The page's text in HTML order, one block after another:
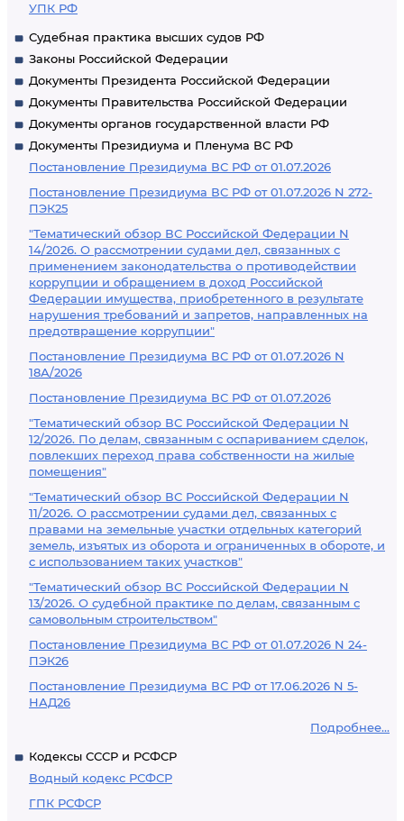
УПК РФ
Судебная практика высших судов РФ
Законы Российской Федерации
Документы Президента Российской Федерации
Документы Правительства Российской Федерации
Документы органов государственной власти РФ
Документы Президиума и Пленума ВС РФ
Постановление Президиума ВС РФ от 01.07.2026
Постановление Президиума ВС РФ от 01.07.2026 N 272-
ПЭК25
"Тематический обзор ВС Российской Федерации N
14/2026. О рассмотрении судами дел, связанных с
применением законодательства о противодействии
коррупции и обращением в доход Российской
Федерации имущества, приобретенного в результате
нарушения требований и запретов, направленных на
предотвращение коррупции"
Постановление Президиума ВС РФ от 01.07.2026 N
18А/2026
Постановление Президиума ВС РФ от 01.07.2026
"Тематический обзор ВС Российской Федерации N
12/2026. По делам, связанным с оспариванием сделок,
повлекших переход права собственности на жилые
помещения"
"Тематический обзор ВС Российской Федерации N
11/2026. О рассмотрении судами дел, связанных с
правами на земельные участки отдельных категорий
земель, изъятых из оборота и ограниченных в обороте, и
с использованием таких участков"
"Тематический обзор ВС Российской Федерации N
13/2026. О судебной практике по делам, связанным с
самовольным строительством"
Постановление Президиума ВС РФ от 01.07.2026 N 24-
ПЭК26
Постановление Президиума ВС РФ от 17.06.2026 N 5-
НАД26
Подробнее...
Кодексы СССР и РСФСР
Водный кодекс РСФСР
ГПК РСФСР